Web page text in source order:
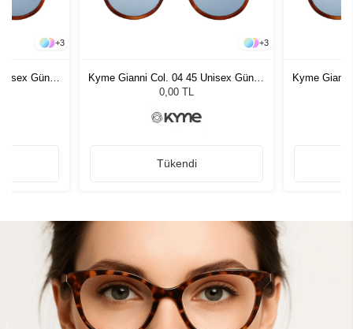
+3
Güneş
+3
Kyme Gianni Col. 04 45 Unisex Güneş
Gözlüğü
0,00 TL
Tükendi
Kyme